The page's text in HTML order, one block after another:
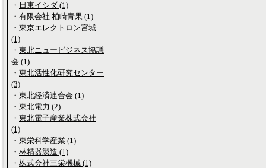
・ 日東イシダ (1)
・ 有限会社 柏崎青果 (1)
・ 東京エレクトロン宮城
(1)
・ 東北ニュービジネス協議
会 (1)
・ 東北活性化研究センター
(3)
・ 東北経済連合会 (1)
・ 東北電力 (2)
・ 東北電子産業株式会社
(1)
・ 東栄科学産業 (1)
・ 林精器製造 (1)
・ 株式会社三栄機械 (1)